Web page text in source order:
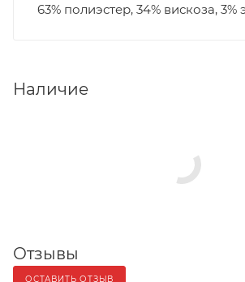
63% полиэстер, 34% вискоза, 3%
Наличие
Отзывы
ОСТАВИТЬ ОТЗЫВ